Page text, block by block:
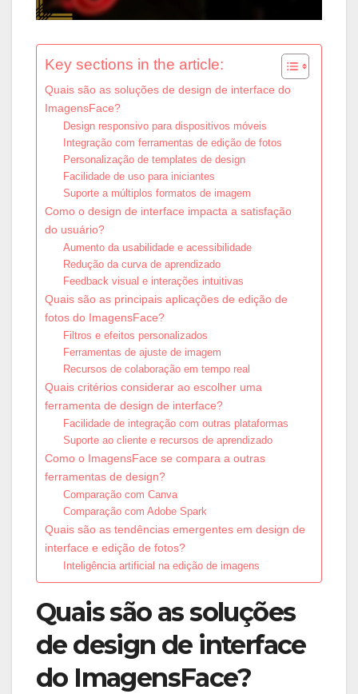
Key sections in the article:
Quais são as soluções de design de interface do
ImagensFace?
Design responsivo para dispositivos móveis
Integração com ferramentas de edição de fotos
Personalização de templates de design
Facilidade de uso para iniciantes
Suporte a múltiplos formatos de imagem
Como o design de interface impacta a satisfação
do usuário?
Aumento da usabilidade e acessibilidade
Redução da curva de aprendizado
Feedback visual e interações intuitivas
Quais são as principais aplicações de edição de
fotos do ImagensFace?
Filtros e efeitos personalizados
Ferramentas de ajuste de imagem
Recursos de colaboração em tempo real
Quais critérios considerar ao escolher uma
ferramenta de design de interface?
Facilidade de integração com outras plataformas
Suporte ao cliente e recursos de aprendizado
Como o ImagensFace se compara a outras
ferramentas de design?
Comparação com Canva
Comparação com Adobe Spark
Quais são as tendências emergentes em design de
interface e edição de fotos?
Inteligência artificial na edição de imagens
Quais são as soluções
de design de interface
do ImagensFace?